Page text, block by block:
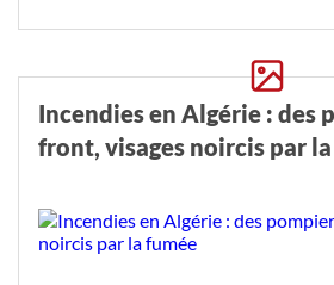
Incendies en Algérie : des
front, visages noircis par